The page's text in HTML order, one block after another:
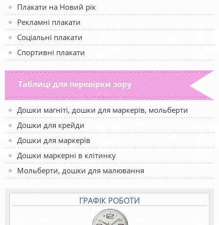
Плакати на Новий рік
Рекламні плакати
Соціальні плакати
Спортивні плакати
Таблиці для перевірки зору
Дошки магніті, дошки для маркерів, мольберти
Дошки для крейди
Дошки для маркерів
Дошки маркерні в клітинку
Мольберти, дошки для малювання
ГРАФІК РОБОТИ